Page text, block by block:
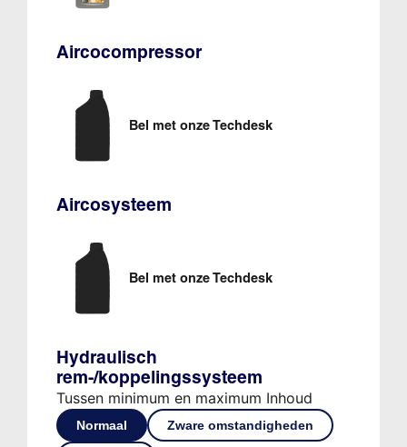
Aircocompressor
Bel met onze Techdesk
Aircosysteem
Bel met onze Techdesk
Hydraulisch
rem-/koppelingssysteem
Tussen minimum en maximum Inhoud
Normaal Zware omstandigheden